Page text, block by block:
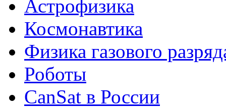
Астрофизика
Космонавтика
Физика газового
Роботы
CanSat в России